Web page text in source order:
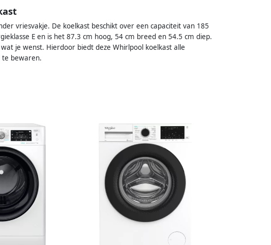
vriesvakje. De koelkast beschikt over een capaciteit van 185
E en is het 87.3 cm hoog, 54 cm breed en 54.5 cm diep.
je wenst. Hierdoor biedt deze Whirlpool koelkast alle
te bewaren.